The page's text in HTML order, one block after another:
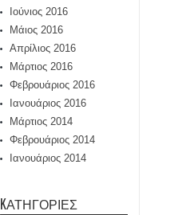
Ιούνιος 2016
Μάιος 2016
Απρίλιος 2016
Μάρτιος 2016
Φεβρουάριος 2016
Ιανουάριος 2016
Μάρτιος 2014
Φεβρουάριος 2014
Ιανουάριος 2014
KΑΤΗΓΟΡΊΕΣ